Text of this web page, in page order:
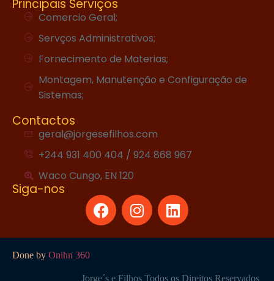
Principais Serviços
Comercio Geral;
Servços Administrativos;
Fornecimento de Materias;
Montagem, Manutenção e Configuração de
Sistemas;
Contactos
geral@jorgesefilhos.com
+244 931 400 404 / 924 868 967
Waco Cungo, EN 120
Siga-nos
Done by Onihn 360
Jorge´s e Filhos Todos os Direitos Reservados